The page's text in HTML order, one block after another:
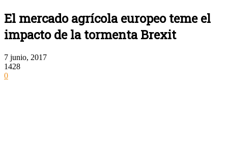
El mercado agrícola europeo teme el
impacto de la tormenta Brexit
7 junio, 2017
1428
0